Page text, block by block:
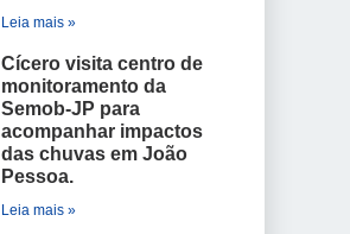
Leia mais »
Cícero visita centro de
monitoramento da
Semob-JP para
acompanhar impactos
das chuvas em João
Pessoa.
Leia mais »